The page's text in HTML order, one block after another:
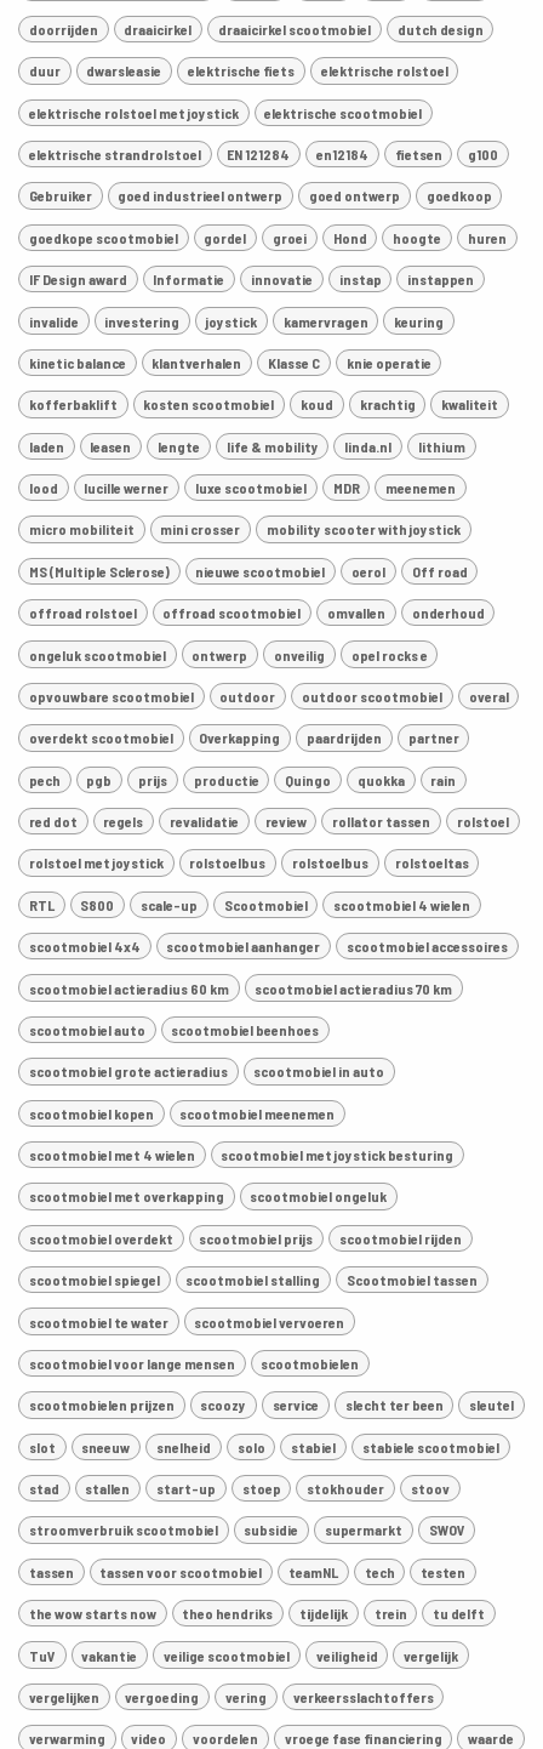
doorrijden draaicirkel draaicirkel scootmobiel dutch design
duur dwarsleasie elektrische fiets elektrische rolstoel
elektrische rolstoel met joystick elektrische scootmobiel
elektrische strandrolstoel EN 121284 en12184 fietsen g100
Gebruiker goed industrieel ontwerp goed ontwerp goedkoop
goedkope scootmobiel gordel groei Hond hoogte huren
IF Design award Informatie innovatie instap instappen
invalide investering joystick kamervragen keuring
kinetic balance klantverhalen Klasse C knie operatie
kofferbaklift kosten scootmobiel koud krachtig kwaliteit
laden leasen lengte life & mobility linda.nl lithium
lood lucille werner luxe scootmobiel MDR meenemen
micro mobiliteit mini crosser mobility scooter with joystick
MS (Multiple Sclerose) nieuwe scootmobiel oerol Off road
offroad rolstoel offroad scootmobiel omvallen onderhoud
ongeluk scootmobiel ontwerp onveilig opel rocks e
opvouwbare scootmobiel outdoor outdoor scootmobiel overal
overdekt scootmobiel Overkapping paardrijden partner
pech pgb prijs productie Quingo quokka rain
red dot regels revalidatie review rollator tassen rolstoel
rolstoel met joystick rolstoelbus rolstoelbus rolstoeltas
RTL S800 scale-up Scootmobiel scootmobiel 4 wielen
scootmobiel 4x4 scootmobiel aanhanger scootmobiel accessoires
scootmobiel actieradius 60 km scootmobiel actieradius 70 km
scootmobiel auto scootmobiel beenhoes
scootmobiel grote actieradius scootmobiel in auto
scootmobiel kopen scootmobiel meenemen
scootmobiel met 4 wielen scootmobiel met joystick besturing
scootmobiel met overkapping scootmobiel ongeluk
scootmobiel overdekt scootmobiel prijs scootmobiel rijden
scootmobiel spiegel scootmobiel stalling Scootmobiel tassen
scootmobiel te water scootmobiel vervoeren
scootmobiel voor lange mensen scootmobielen
scootmobielen prijzen scoozy service slecht ter been sleutel
slot sneeuw snelheid solo stabiel stabiele scootmobiel
stad stallen start-up stoep stokhouder stoov
stroomverbruik scootmobiel subsidie supermarkt SWOV
tassen tassen voor scootmobiel teamNL tech testen
the wow starts now theo hendriks tijdelijk trein tu delft
TuV vakantie veilige scootmobiel veiligheid vergelijk
vergelijken vergoeding vering verkeersslachtoffers
verwarming video voordelen vroege fase financiering waarde